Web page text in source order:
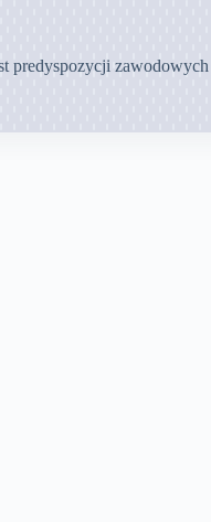
predyspozycji zawodowych